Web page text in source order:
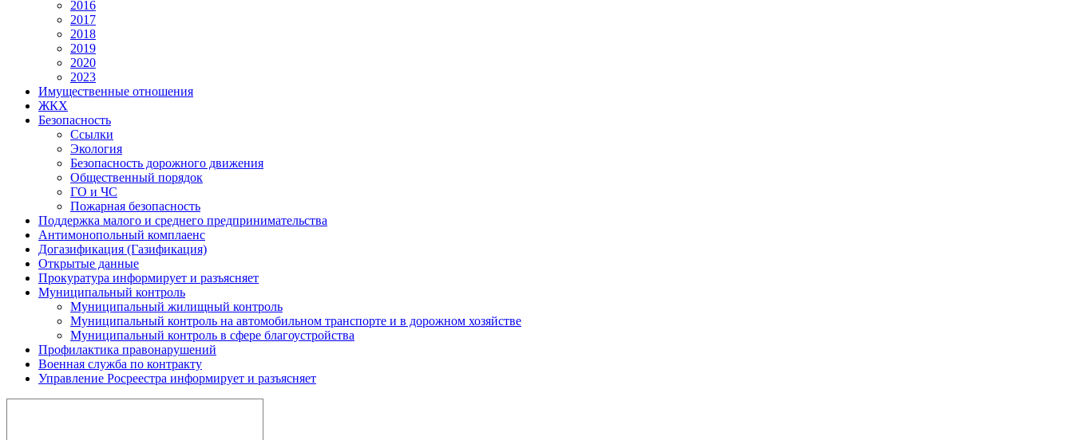
2016
2017
2018
2019
2020
2023
Имущественные отношения
ЖКХ
Безопасность
Ссылки
Экология
Безопасность дорожного движения
Общественный порядок
ГО и ЧС
Пожарная безопасность
Поддержка малого и среднего предпринимательства
Антимонопольный комплаенс
Догазификация (Газификация)
Открытые данные
Прокуратура информирует и разъясняет
Муниципальный контроль
Муниципальный жилищный контроль
Муниципальный контроль на автомобильном транспорте и в дорожном хозяйстве
Муниципальный контроль в сфере благоустройства
Профилактика правонарушений
Военная служба по контракту
Управление Росреестра информирует и разъясняет